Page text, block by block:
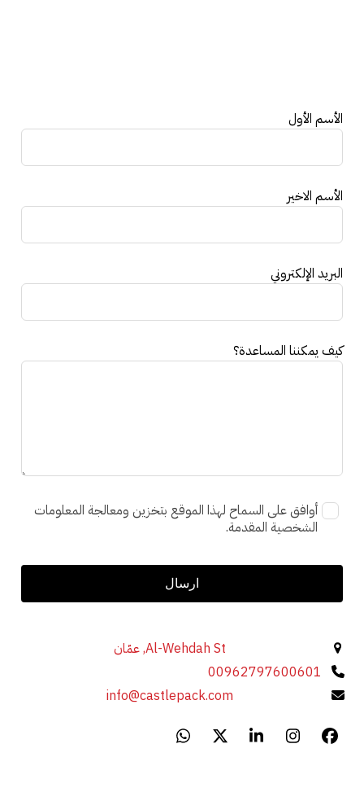
Leave
this
blank
الأسم الأول
الأسم الاخير
البريد الإلكتروني
كيف يمكننا المساعدة؟
أوافق على السماح لهذا الموقع بتخزين ومعالجة المعلومات
الشخصية المقدمة.
ارسال
Al-Wehdah St, عمّان
00962797600601
info@castlepack.com
Facebook
Instagram
LinkedIn
X
Whatsapp